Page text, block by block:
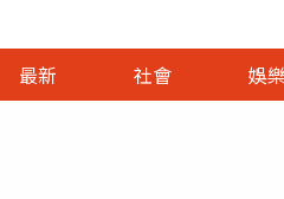
最新 社會 娛樂
娛樂首頁
即時
財經首頁
熱線
政